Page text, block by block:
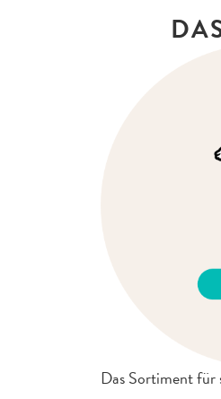
Das Sortiment für